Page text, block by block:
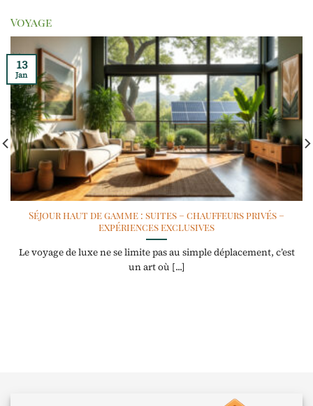
Voyage
Séjour haut de gamme : suites – chauffeurs privés –
expériences exclusives
Le voyage de luxe ne se limite pas au simple déplacement, c’est
un art où [...]
13
Jan